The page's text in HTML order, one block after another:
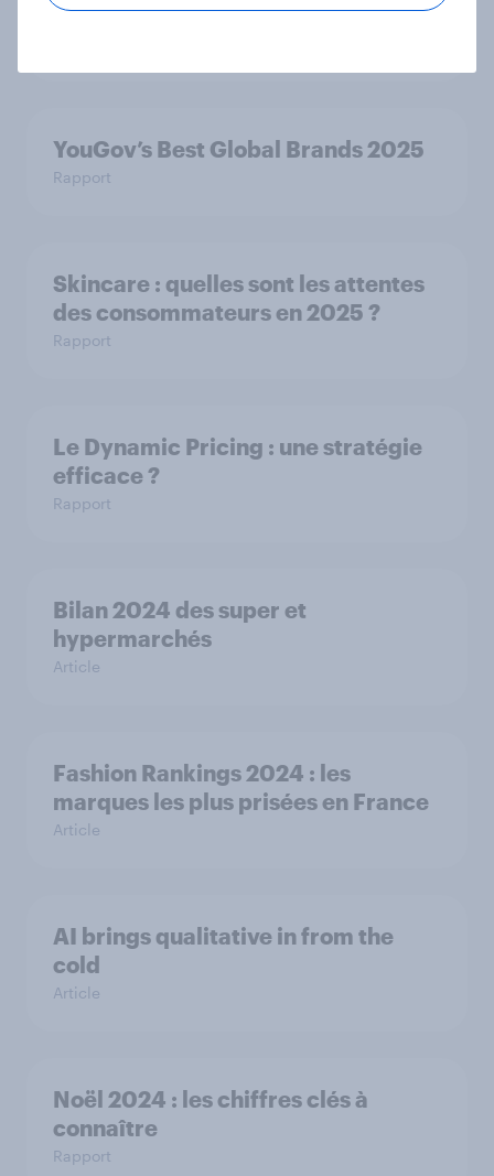
Hypermarchés 2025
YouGov’s Best Global Brands 2025
Rapport
Skincare : quelles sont les attentes
des consommateurs en 2025 ?
Rapport
Le Dynamic Pricing : une stratégie
efficace ?
Rapport
Bilan 2024 des super et
hypermarchés
Article
Fashion Rankings 2024 : les
marques les plus prisées en France
Article
AI brings qualitative in from the
cold
Article
Noël 2024 : les chiffres clés à
connaître
Rapport